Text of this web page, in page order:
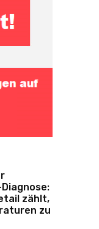
zählt,
zu